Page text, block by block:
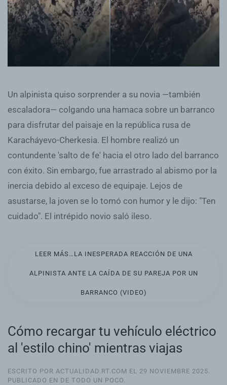
Un alpinista quiso sorprender a su novia —también
escaladora— colgando una hamaca sobre un barranco
para disfrutar del paisaje en la república rusa de
Karacháyevo-Cherkesia. El hombre realizó un
contundente 'salto de fe' hacia el otro lado del barranco
con éxito. Sin embargo, fue arrastrado al abismo por la
inercia debido al exceso de equipaje. Lejos de
asustarse, la joven se lo tomó con humor y le dijo: "Ten
cuidado". El intrépido novio saló ileso.
LEER MÁS…LA INESPERADA REACCIÓN DE UNA
ALPINISTA ANTE LA CAÍDA DE SU PAREJA POR UN
BARRANCO (VIDEO)
Cómo recargar tu vehículo eléctrico
al 'estilo chino' mientras viajas
ESCRITO POR ACTUALIDAD.RT.COM EL 29 NOVIEMBRE 2025.
PUBLICADO EN DE TODO UN POCO.